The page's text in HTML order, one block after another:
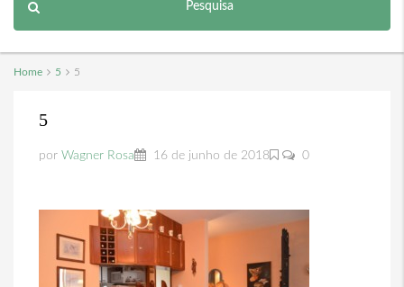
Pesquisa
Home 5 5
5
por Wagner Rosa 16 de junho de 2018 0